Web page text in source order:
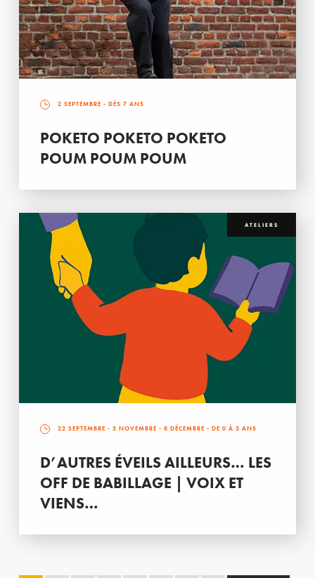
2 SEPTEMBRE - DÈS 7 ANS
POKETO POKETO POKETO
POUM POUM POUM
ATELIERS
22 SEPTEMBRE - 3 NOVEMBRE - 8 DÉCEMBRE - DE 0 À 3 ANS
D’AUTRES ÉVEILS AILLEURS… LES
OFF DE BABILLAGE | VOIX ET
VIENS…